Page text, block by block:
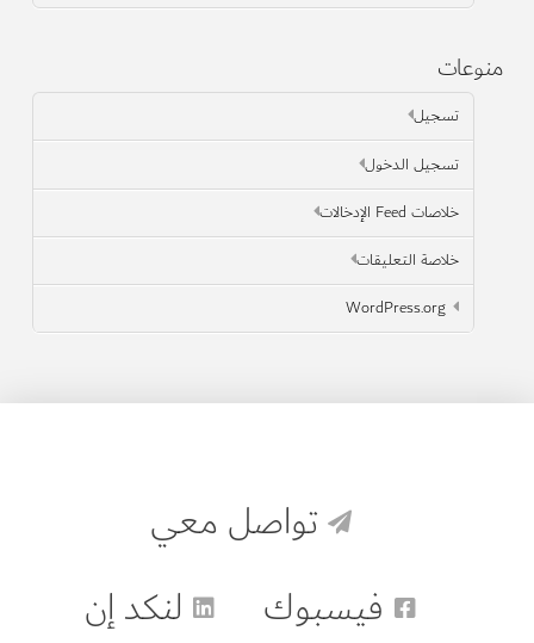
منوعات
تسجيل
تسجيل الدخول
خلاصات Feed الإدخالات
خلاصة التعليقات
WordPress.org
تواصل معي
فيسبوك
لنكد إن